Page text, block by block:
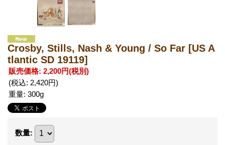
Crosby, Stills, Nash & Young / So Far [US A
tlantic SD 19119]
販売価格: 2,200円(税別)
(税込: 2,420円)
重量: 300g
数量: